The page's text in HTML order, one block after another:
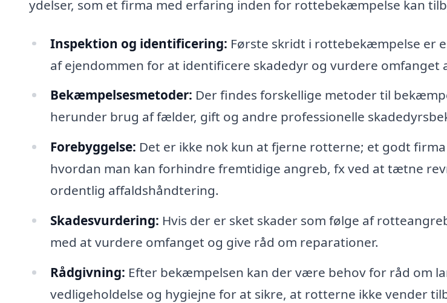
ydelser, som et firma med erfaring inden for rottebekæmpelse kan
Inspektion og identificering: Første skridt i rottebekæmpelse er
af ejendommen for at identificere skadedyr og vurdere omfanget
Bekæmpelsesmetoder: Der findes forskellige metoder til
herunder brug af fælder, gift og andre professionelle
Forebyggelse: Det er ikke nok kun at fjerne rotterne; et godt
hvordan man kan forhindre fremtidige angreb, fx ved at tætne
ordentlig affaldshåndtering.
Skadesvurdering: Hvis der er sket skader som følge af
med at vurdere omfanget og give råd om reparationer.
Rådgivning: Efter bekæmpelsen kan der være behov for råd om
vedligeholdelse og hygiejne for at sikre, at rotterne ikke vender